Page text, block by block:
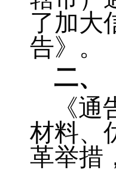
了加大
告》。
二、
《
材料、
革举措